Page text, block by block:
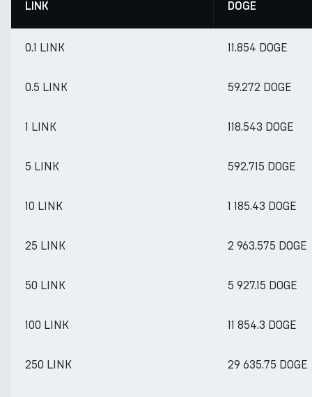
LINK DOGE
0.1 LINK 11.854 DOGE
0.5 LINK 59.272 DOGE
1 LINK 118.543 DOGE
5 LINK 592.715 DOGE
10 LINK 1 185.43 DOGE
25 LINK 2 963.575 DOGE
50 LINK 5 927.15 DOGE
100 LINK 11 854.3 DOGE
250 LINK 29 635.75 DOGE